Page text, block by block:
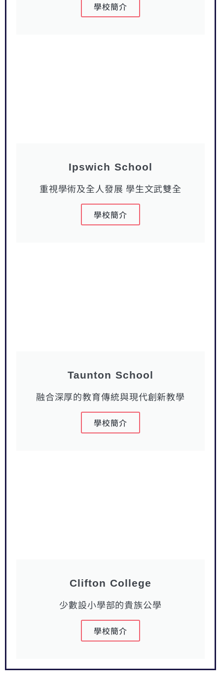
學校簡介
Ipswich School
重視學術及全人發展 學生文武雙全
學校簡介
Taunton School
融合深厚的教育傳統與現代創新教學
學校簡介
Clifton College
少數設小學部的貴族公學
學校簡介